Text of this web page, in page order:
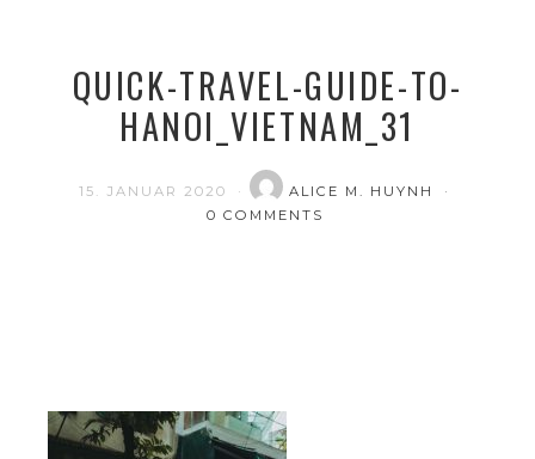
QUICK-TRAVEL-GUIDE-TO-
HANOI_VIETNAM_31
15. JANUAR 2020
ALICE M. HUYNH
0 COMMENTS